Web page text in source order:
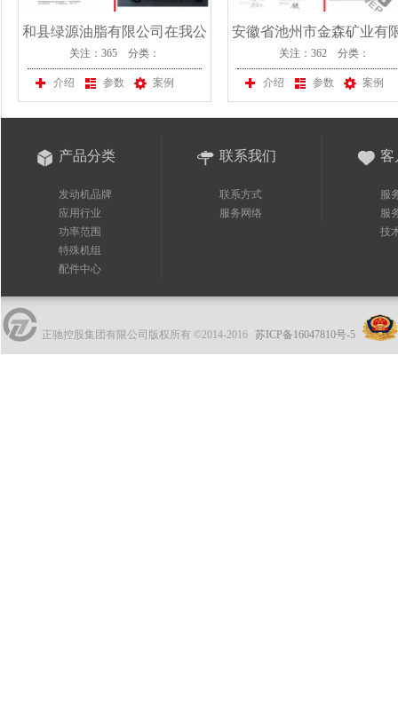
和县绿源油脂有限公司在我公
司采购一台上柴移动静音性发
电机组
关注：365 分类：
介绍 参数 案例
安徽省池州市金森矿业有
司在我公司采购一台上柴
发电机组
关注：362 分类：
介绍 参数 案例
产品分类
发动机品牌
应用行业
功率范围
特殊机组
配件中心
联系我们
联系方式
服务网络
客
服
服
技
正驰控股集团有限公司版权所有 ©2014-2016 苏ICP备16047810号-5